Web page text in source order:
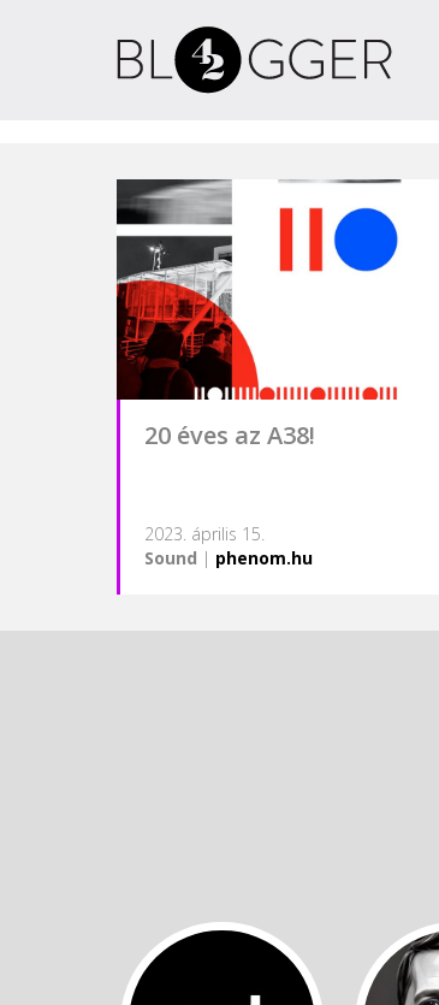
20 éves az A38!
2023. április 15.
Sound | phenom.hu